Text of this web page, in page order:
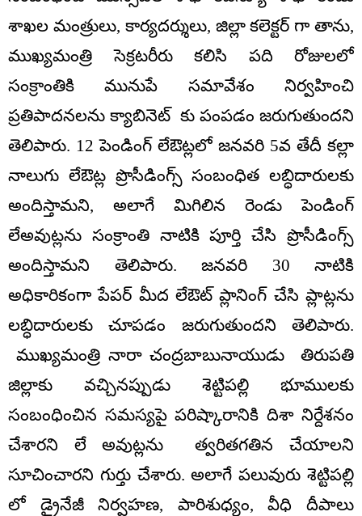
శాఖల మంత్రులు, కార్యదర్శులు, జిల్లా కలెక్టర్ గా తాను,
ముఖ్యమంత్రి సెక్రటరీరు కలిసి పది రోజులలో
సంక్రాంతికి మునుపే సమావేశం నిర్వహించి
ప్రతిపాదనలను క్యాబినెట్ కు పంపడం జరుగుతుందని
తెలిపారు. 12 పెండింగ్ లేఔట్లలో జనవరి 5వ తేదీ కల్లా
నాలుగు లేఔట్ల ప్రొసీడింగ్స్ సంబంధిత లబ్ధిదారులకు
అందిస్తామని, అలాగే మిగిలిన రెండు పెండింగ్
లేఅవుట్లను సంక్రాంతి నాటికి పూర్తి చేసి ప్రొసీడింగ్స్
అందిస్తామని తెలిపారు. జనవరి 30 నాటికి
అధికారికంగా పేపర్ మీద లేఔట్ ప్లానింగ్ చేసి ప్లాట్లను
లబ్ధిదారులకు చూపడం జరుగుతుందని తెలిపారు.
ముఖ్యమంత్రి నారా చంద్రబాబునాయుడు తిరుపతి
జిల్లాకు వచ్చినప్పుడు శెట్టిపల్లి భూములకు
సంబంధించిన సమస్యపై పరిష్కారానికి దిశా నిర్దేశనం
చేశారని లే అవుట్లను త్వరితగతిన చేయాలని
సూచించారని గుర్తు చేశారు. అలాగే పలువురు శెట్టిపల్లి
లో డ్రైనేజీ నిర్వహణ, పారిశుధ్యం, వీధి దీపాలు